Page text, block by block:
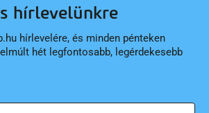
hírlevelünkre
hírlevelére, és minden pénteken
hét legfontosabb, legérdekesebb